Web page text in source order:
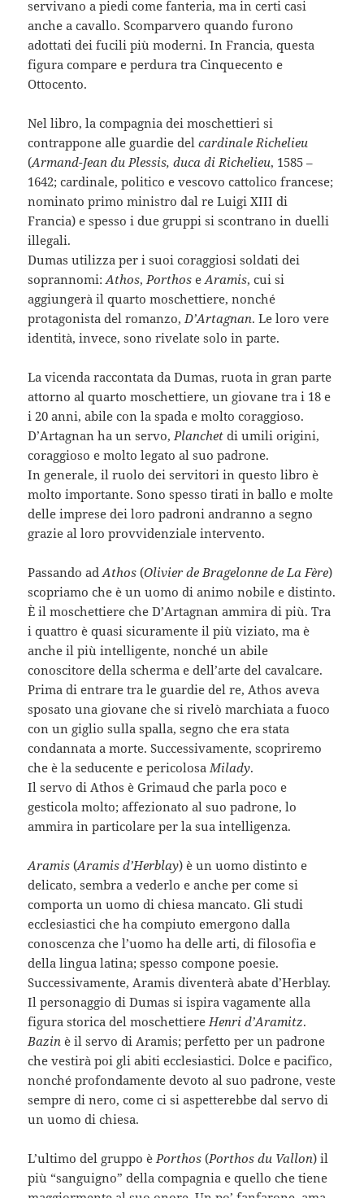
servivano a piedi come fanteria, ma in certi casi
anche a cavallo. Scomparvero quando furono
adottati dei fucili più moderni. In Francia, questa
figura compare e perdura tra Cinquecento e
Ottocento.
Nel libro, la compagnia dei moschettieri si
contrappone alle guardie delcardinale Richelieu
(Armand-Jean du Plessis, duca di Richelieu, 1585 –
1642; cardinale, politico e vescovo cattolico francese;
nominato primo ministro dal re Luigi XIII di
Francia) e spesso i due gruppi si scontrano in duelli
illegali.
Dumas utilizza per i suoi coraggiosi soldati dei
soprannomi:Athos, PorthoseAramis, cui si
aggiungerà il quarto moschettiere, nonché
protagonista del romanzo, D’Artagnan. Le loro vere
identità, invece, sono rivelate solo in parte.
La vicenda raccontata da Dumas, ruota in gran parte
attorno al quarto moschettiere, un giovane tra i 18 e
i 20 anni, abile con la spada e molto coraggioso.
D’Artagnan ha un servo, Planchetdi umili origini,
coraggioso e molto legato al suo padrone.
In generale, il ruolo dei servitori in questo libro è
molto importante. Sono spesso tirati in ballo e molte
delle imprese dei loro padroni andranno a segno
grazie al loro provvidenziale intervento.
Passando adAthos(Olivier de Bragelonne de La Fère)
scopriamo che è un uomo di animo nobile e distinto.
È il moschettiere che D’Artagnan ammira di più. Tra
i quattro è quasi sicuramente il più viziato, ma è
anche il più intelligente, nonché un abile
conoscitore della scherma e dell’arte del cavalcare.
Prima di entrare tra le guardie del re, Athos aveva
sposato una giovane che si rivelò marchiata a fuoco
con un giglio sulla spalla, segno che era stata
condannata a morte. Successivamente, scopriremo
che è la seducente e pericolosa Milady.
Il servo di Athos è Grimaud che parla poco e
gesticola molto; affezionato al suo padrone, lo
ammira in particolare per la sua intelligenza.
Aramis(Aramis d’Herblay) è un uomo distinto e
delicato, sembra a vederlo e anche per come si
comporta un uomo di chiesa mancato. Gli studi
ecclesiastici che ha compiuto emergono dalla
conoscenza che l’uomo ha delle arti, di filosofia e
della lingua latina; spesso compone poesie.
Successivamente, Aramis diventerà abate d’Herblay.
Il personaggio di Dumas si ispira vagamente alla
figura storica del moschettiere Henri d’Aramitz.
Bazinè il servo di Aramis; perfetto per un padrone
che vestirà poi gli abiti ecclesiastici. Dolce e pacifico,
nonché profondamente devoto al suo padrone, veste
sempre di nero, come ci si aspetterebbe dal servo di
un uomo di chiesa.
L’ultimo del gruppo è Porthos(Porthos du Vallon) il
più “sanguigno” della compagnia e quello che tiene